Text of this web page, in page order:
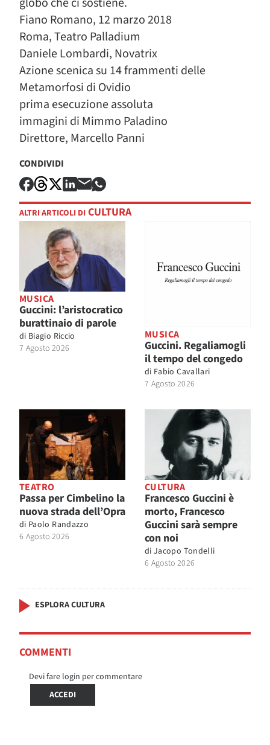
Fiano Romano, 12 marzo 2018
Roma, Teatro Palladium
Daniele Lombardi, Novatrix
Azione scenica su 14 frammenti delle
Metamorfosi di Ovidio
prima esecuzione assoluta
immagini di Mimmo Paladino
Direttore, Marcello Panni
CONDIVIDI
ALTRI ARTICOLI DI CULTURA
MUSICA
Guccini: l’aristocratico
burattinaio di parole
di Biagio Riccio
7 Agosto 2026
MUSICA
Guccini. Regaliamogli
il tempo del congedo
di Fabio Cavallari
7 Agosto 2026
TEATRO
Passa per Cimbelino la
nuova strada dell’Opra
di Paolo Randazzo
6 Agosto 2026
CULTURA
Francesco Guccini è
morto, Francesco
Guccini sarà sempre
con noi
di Jacopo Tondelli
6 Agosto 2026
ESPLORA CULTURA
COMMENTI
Devi fare login per commentare
ACCEDI